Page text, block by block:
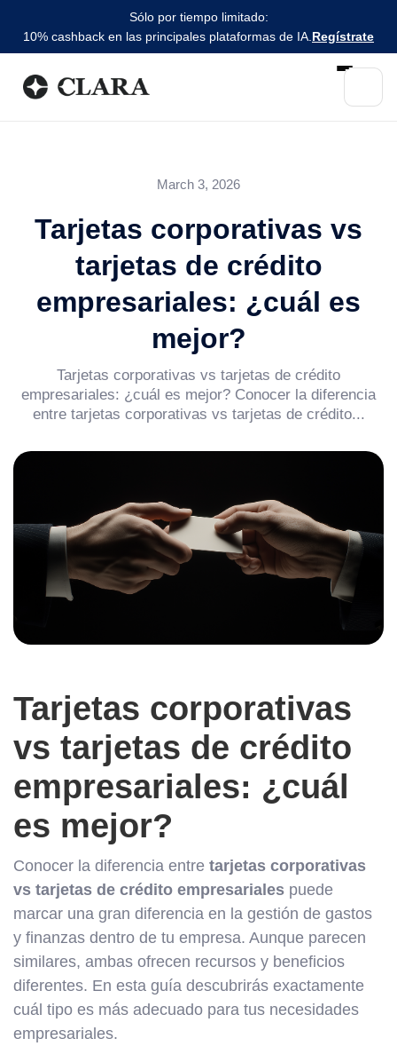
Sólo por tiempo limitado:
10% cashback en las principales plataformas de IA. Regístrate
March 3, 2026
Tarjetas corporativas vs
tarjetas de crédito
empresariales: ¿cuál es
mejor?
Tarjetas corporativas vs tarjetas de crédito
empresariales: ¿cuál es mejor? Conocer la diferencia
entre tarjetas corporativas vs tarjetas de crédito...
Tarjetas corporativas
vs tarjetas de crédito
empresariales: ¿cuál
es mejor?
Conocer la diferencia entre tarjetas corporativas
vs tarjetas de crédito empresariales puede
marcar una gran diferencia en la gestión de gastos
y finanzas dentro de tu empresa. Aunque parecen
similares, ambas ofrecen recursos y beneficios
diferentes. En esta guía descubrirás exactamente
cuál tipo es más adecuado para tus necesidades
empresariales.